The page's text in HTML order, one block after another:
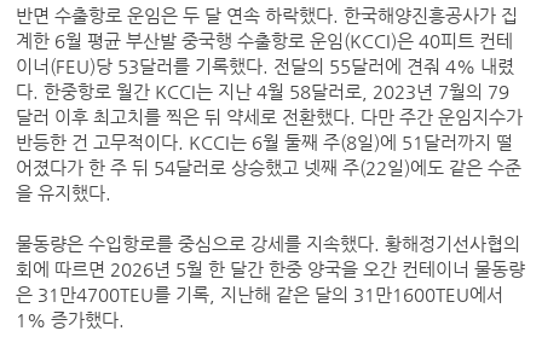
반면 수출항로 운임은 두 달 연속 하락했다. 한국해양진흥공사가 집
계한 6월 평균 부산발 중국행 수출항로 운임(KCCI)은 40피트 컨테
이너(FEU)당 53달러를 기록했다. 전달의 55달러에 견줘 4% 내렸
다. 한중항로 월간 KCCI는 지난 4월 58달러로, 2023년 7월의 79
달러 이후 최고치를 찍은 뒤 약세로 전환했다. 다만 주간 운임지수가
반등한 건 고무적이다. KCCI는 6월 둘째 주(8일)에 51달러까지 떨
어졌다가 한 주 뒤 54달러로 상승했고 넷째 주(22일)에도 같은 수준
을 유지했다.
물동량은 수입항로를 중심으로 강세를 지속했다. 황해정기선사협의
회에 따르면 2026년 5월 한 달간 한중 양국을 오간 컨테이너 물동량
은 31만4700TEU를 기록, 지난해 같은 달의 31만1600TEU에서
1% 증가했다.